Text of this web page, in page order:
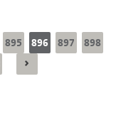
895 896 897
898